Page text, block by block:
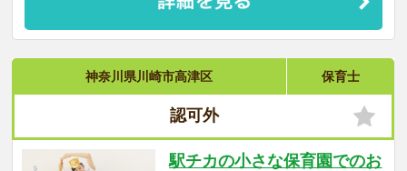
神奈川県川崎市高津区 保育士
認可外
駅チカの小さな保育園でのお